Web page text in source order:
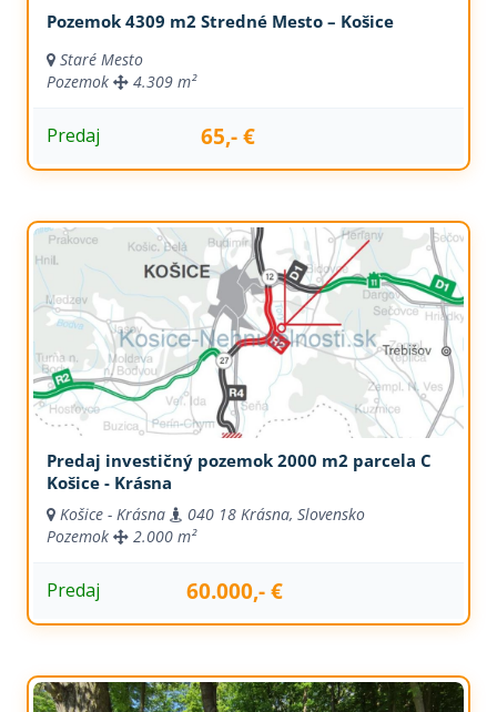
Pozemok 4309 m2 Stredné Mesto – Košice
Staré Mesto
Pozemok
4.309 m²
Predaj 65,- €
Predaj investičný pozemok 2000 m2 parcela C
Košice - Krásna
Košice - Krásna
040 18 Krásna, Slovensko
Pozemok
2.000 m²
Predaj 60.000,- €